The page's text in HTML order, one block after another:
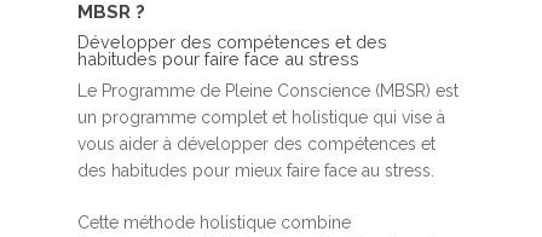
MBSR ?
Développer des compétences et des
habitudes pour faire face au stress
Le Programme de Pleine Conscience (MBSR) est
un programme complet et holistique qui vise à
vous aider à développer des compétences et
des habitudes pour mieux faire face au stress.
Cette méthode holistique combine